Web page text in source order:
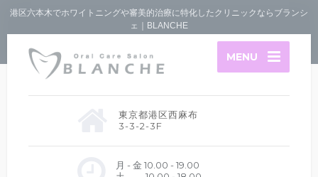
港区六本木でホワイトニングや審美的治療に特化したクリニックならブランシ
ェ｜BLANCHE
MENU
東京都港区西麻布
3-3-2-3F
月 - 金 10.00 - 19.00